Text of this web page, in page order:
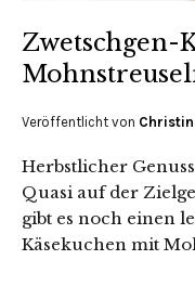
Zwetschgen-
Veröffentlicht von
Herbstlicher
Quasi auf der
gibt es noch einen
Käsekuchen mit